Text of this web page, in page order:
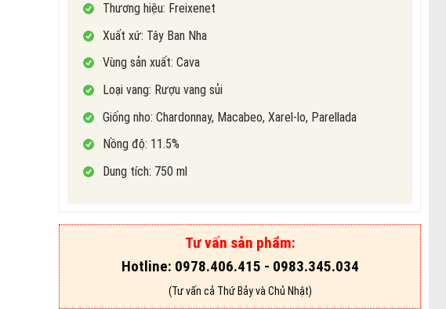
Thương hiệu: Freixenet
Xuất xứ: Tây Ban Nha
Vùng sản xuất: Cava
Loại vang: Rượu vang sủi
Giống nho: Chardonnay, Macabeo, Xarel-lo, Parellada
Nồng độ: 11.5%
Dung tích: 750 ml
Tư vấn sản phẩm:
Hotline: 0978.406.415 - 0983.345.034
(Tư vấn cả Thứ Bảy và Chủ Nhật)